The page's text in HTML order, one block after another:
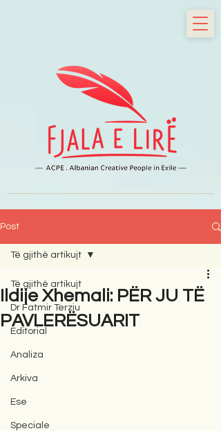
Post
Të gjithë artikujt
Dr Fatmir Terziu
Editorial
Analiza
Arkiva
Ese
Speciale
Të gjithë artikujt
Ildije Xhemali: PËR JU TË
PAVLERËSUARIT